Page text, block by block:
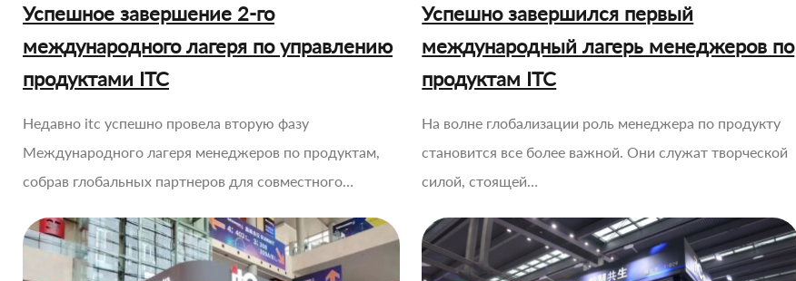
Успешное завершение 2-го
международного лагеря по управлению
продуктами ITC
Недавно itc ​​успешно провела вторую фазу
Международного лагеря менеджеров по продуктам,
собрав глобальных партнеров для совместного…
Успешно завершился первый
международный лагерь менеджеров по
продуктам ITC
На волне глобализации роль менеджера по продукту
становится все более важной. Они служат творческой
силой, стоящей…